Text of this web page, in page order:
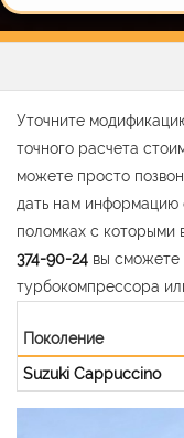
Уточните
точного расчета
можете просто
дать нам
поломках с которыми
374-90-24 вы сможете
турбокомпрессора
Поколение
Suzuki Cappuccino